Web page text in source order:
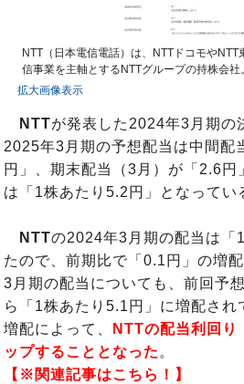
NTT（日本電信電話）は、NTTドコモやNTT
信事業を主軸とするNTTグループの持株会社
拡大画像表示
NTTが発表した2024年3月期の
2025年3月期の予想配当は中間配
円」、期末配当（3月）が「2.6円
は「1株あたり5.2円」となってい
NTTの2024年3月期の配当は「
たので、前期比で「0.1円」の増
3月期の配当についても、前回予
ら「1株あたり5.1円」に増配され
増配によって、
NTTの配当利回り
ップすることとなった 。
【※関連記事はこちら！】